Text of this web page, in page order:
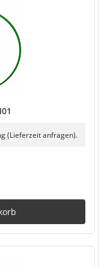
(Lieferzeit anfragen).